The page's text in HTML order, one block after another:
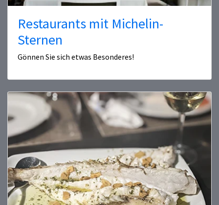
Restaurants mit Michelin-
Sternen
Gönnen Sie sich etwas Besonderes!